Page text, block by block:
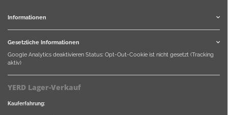
Informationen
Gesetzliche Informationen
Google Analytics deaktivieren Status: Opt-Out-Cookie ist nicht gesetzt (Tracking
aktiv)
YERD Lager-Verkauf
Kauferfahrung: